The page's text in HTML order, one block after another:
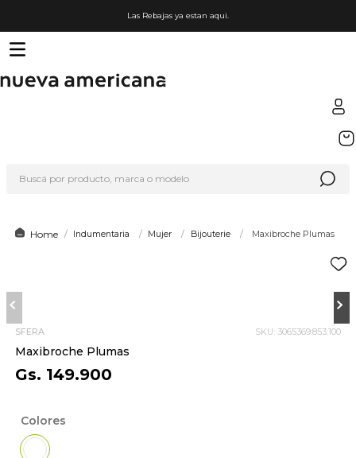
Las Rebajas ya estan aqui.
Indumentaria Mujer Bijouterie Maxibroche Plumas
SFERA SKU: 3065369:853:100
Maxibroche Plumas
Gs. 149.900
Colores
2.
nike
4.
lego
6.
8 .
hydrate
9.
almohada